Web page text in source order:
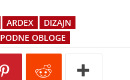
ARDEX
DIZAJN
PODNE OBLOGE